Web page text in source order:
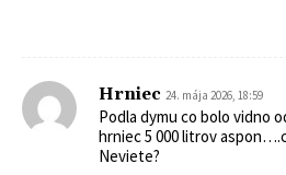
Hrniec 24. mája 2026, 18:59
Podla dymu co bolo vidno
hrniec 5 000 litrov
Neviete?